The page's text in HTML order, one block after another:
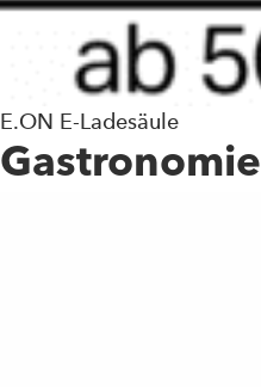
E.ON E-Ladesäule
Gastronomie